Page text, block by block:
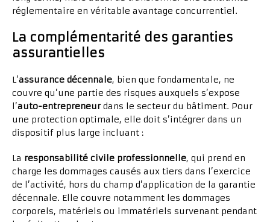
réglementaire en véritable avantage concurrentiel.
La complémentarité des garanties
assurantielles
L’assurance décennale, bien que fondamentale, ne
couvre qu’une partie des risques auxquels s’expose
l’auto-entrepreneurdans le secteur du bâtiment. Pour
une protection optimale, elle doit s’intégrer dans un
dispositif plus large incluant :
La responsabilité civile professionnelle, qui prend en
charge les dommages causés aux tiers dans l’exercice
de l’activité, hors du champ d’application de la garantie
décennale. Elle couvre notamment les dommages
corporels, matériels ou immatériels survenant pendant